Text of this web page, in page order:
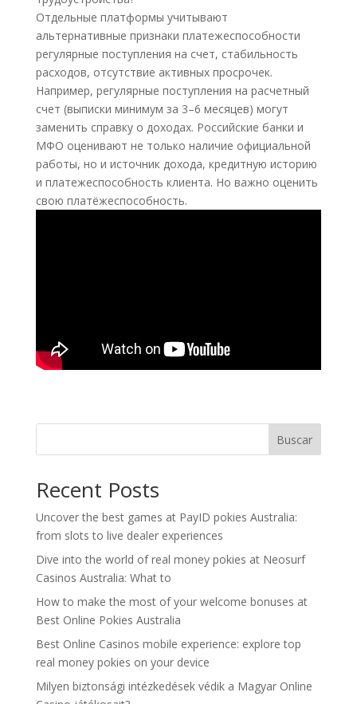
Отдельные платформы учитывают
альтернативные признаки платежеспособности
регулярные поступления на счет, стабильность
расходов, отсутствие активных просрочек.
Например, регулярные поступления на расчетный
счет (выписки минимум за 3–6 месяцев) могут
заменить справку о доходах. Российские банки и
МФО оценивают не только наличие официальной
работы, но и источник дохода, кредитную историю
и платежеспособность клиента. Но важно оценить
свою платёжеспособность.
Buscar
Recent Posts
Uncover the best games at PayID pokies Australia:
from slots to live dealer experiences
Dive into the world of real money pokies at Neosurf
Casinos Australia: What to
How to make the most of your welcome bonuses at
Best Online Pokies Australia
Best Online Casinos mobile experience: explore top
real money pokies on your device
Milyen biztonsági intézkedések védik a Magyar Online